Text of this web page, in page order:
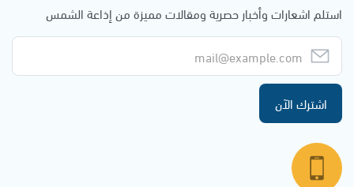
استلم اشعارات وأخبار حصرية ومقالات مميزة من إذاعة الشمس
اشترك الآن